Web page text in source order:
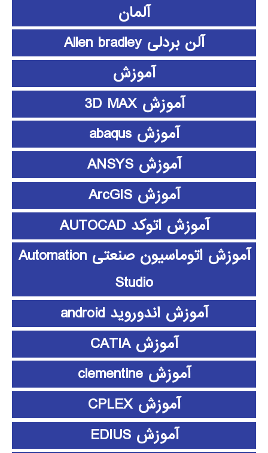
آلمان
آلن بردلی Allen bradley
آموزش
آموزش 3D MAX
آموزش abaqus
آموزش ANSYS
آموزش ArcGIS
آموزش اتوکد AUTOCAD
آموزش اتوماسیون صنعتی Automation
Studio
آموزش اندوروید android
آموزش CATIA
آموزش clementine
آموزش CPLEX
آموزش EDIUS